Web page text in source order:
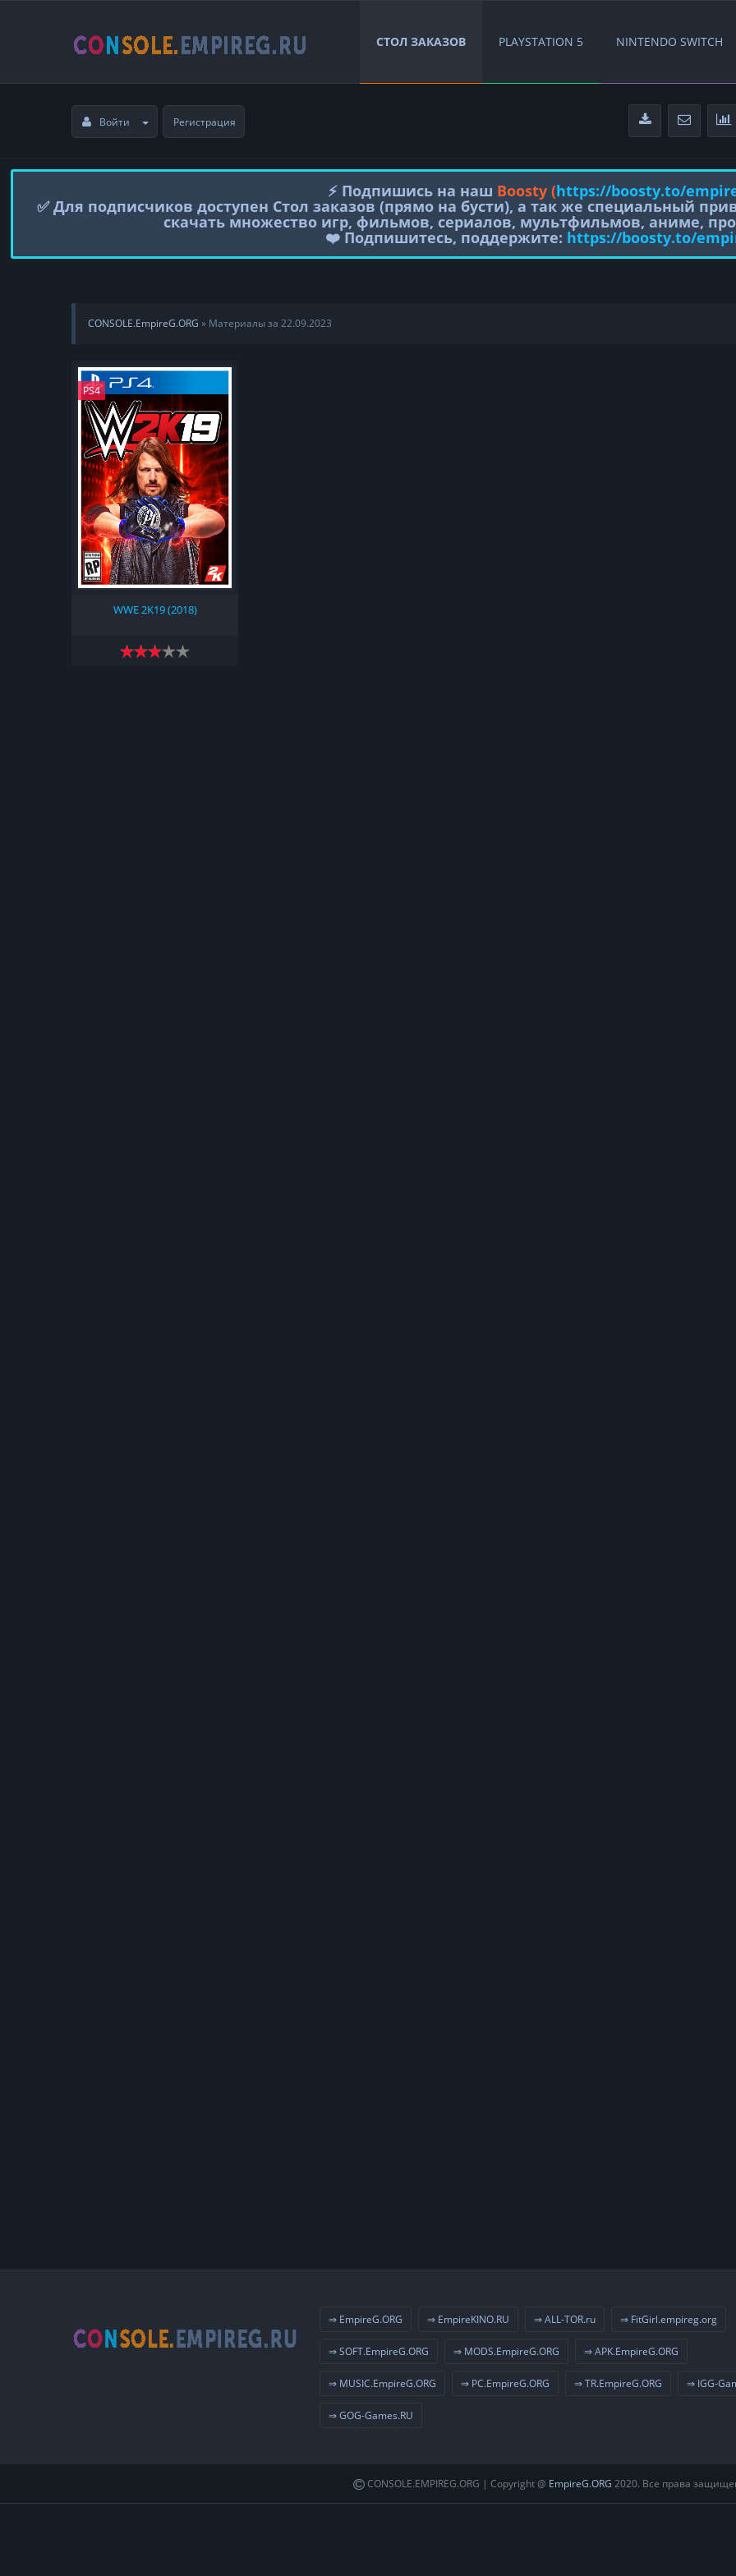
СТОЛ ЗАКАЗОВ PLAYSTATION 5 NINTENDO SWITCH
Войти Регистрация
⚡️ Подпишись на наш Boosty (https://boosty.to/
✅ Для подписчиков доступен Стол заказов (прямо на бусти), а так же специальный
скачать множество игр, фильмов, сериалов, мультфильмов, аниме,
❤️ Подпишитесь, поддержите: https://boosty.to/
CONSOLE.EmpireG.ORG » Материалы за 22.09.2023
PS4
WWE 2K19 (2018)
⇒ EmpireG.ORG ⇒ EmpireKINO.RU ⇒ ALL-TOR.ru ⇒ FitGirl.empireg.org
⇒ SOFT.EmpireG.ORG ⇒ MODS.EmpireG.ORG ⇒ APK.EmpireG.ORG
⇒ MUSIC.EmpireG.ORG ⇒ PC.EmpireG.ORG ⇒ TR.EmpireG.ORG ⇒ IGG-
⇒ GOG-Games.RU
CONSOLE.EMPIREG.ORG | Copyright @ EmpireG.ORG 2020. Все права